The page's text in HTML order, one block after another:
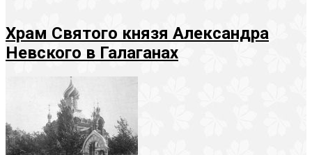
Храм Святого князя Александра
Невского в Галаганах